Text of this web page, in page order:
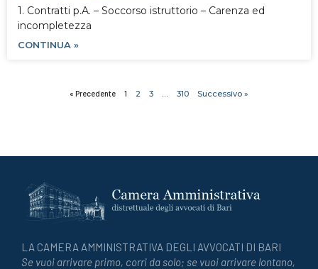
1. Contratti p.A. – Soccorso istruttorio – Carenza ed
incompletezza
CONTINUA »
« Precedente 1 2 3 310 Successivo »
LA CAMERA AMMINISTRATIVA DEGLI AVVOCATI DI BARI
Se vuoi arrivare primo, corri da solo; se vuoi arrivare lontano,